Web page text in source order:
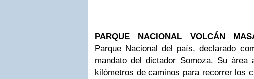
PARQUE NACIONAL VOLCÁN
Parque Nacional del país, declarado
mandato del dictador Somoza. Su área
kilómetros de caminos para recorrer los